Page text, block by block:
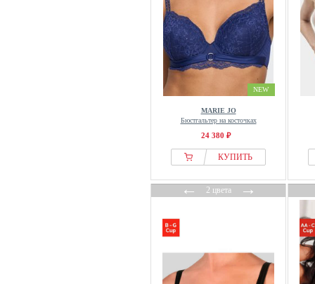
NEW
MARIE JO
Бюстгальтер на косточках
24 380 ₽
КУПИТЬ
←2 цвета→